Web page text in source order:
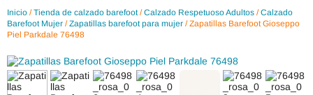
Inicio /Tienda de calzado barefoot/Calzado Respetuoso Adultos /Calzado
Barefoot Mujer /Zapatillas barefoot para mujer / Zapatillas Barefoot Gioseppo
Piel Parkdale 76498